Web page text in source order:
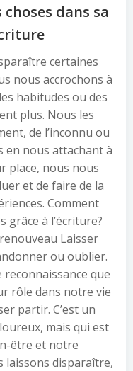
dans sa
certaines
nous accrochons à
habitudes ou des
plus. Nous les
de l’inconnu ou
en nous attachant à
place, nous nous
et de faire de la
Comment
grâce à l’écriture?
Laisser
ou oublier.
reconnaissance que
rôle dans notre vie
partir. C’est un
mais qui est
être et notre
laissons disparaître,